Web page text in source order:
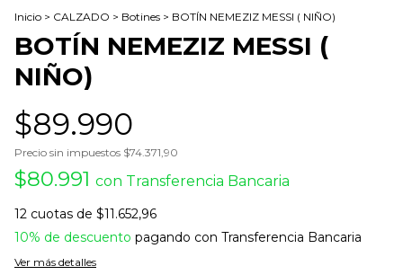
Inicio > CALZADO > Botines > BOTÍN NEMEZIZ MESSI ( NIÑO)
BOTÍN NEMEZIZ MESSI (
NIÑO)
$89.990
Precio sin impuestos $74.371,90
$80.991 con Transferencia Bancaria
12 cuotas de $11.652,96
10% de descuento pagando con Transferencia Bancaria
Ver más detalles